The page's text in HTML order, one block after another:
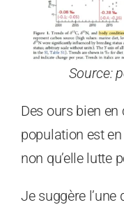
Source:
Des ours bien
population est
non qu’elle lutte
Je suggère